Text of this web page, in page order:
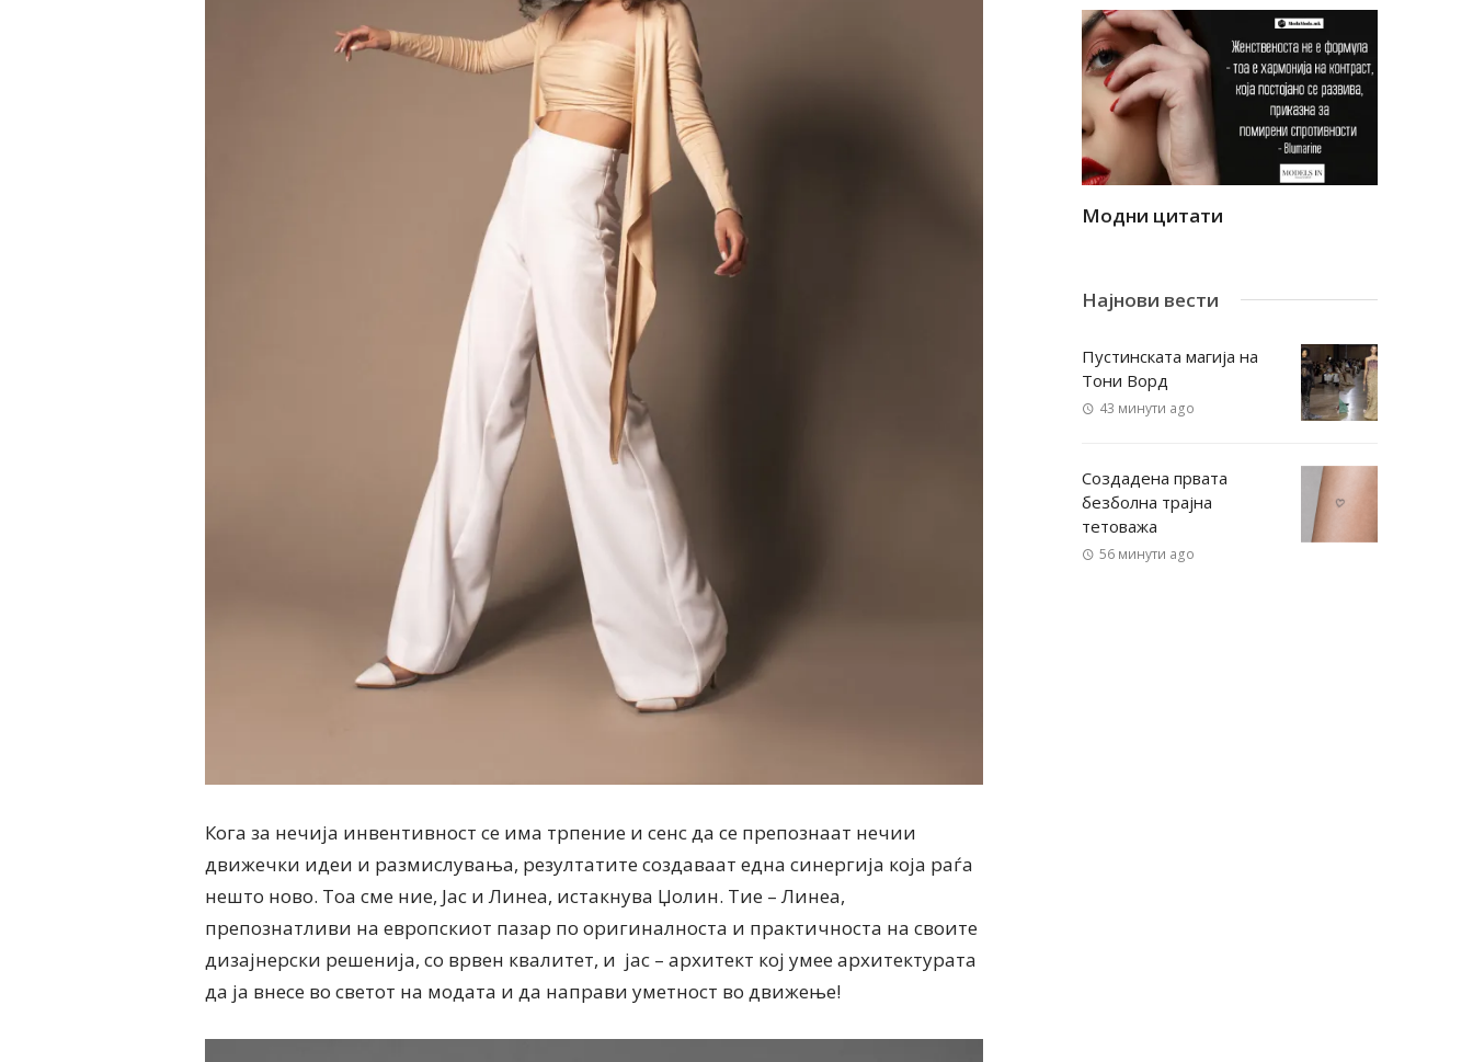
Кога за нечија инвентивност се има трпение и сенс да се препознаат нечии
движечки идеи и размислувања, резултатите создаваат една синергија која раѓа
нешто ново. Тоа сме ние, Јас и Линеа, истакнува Џолин. Тие – Линеа,
препознатливи на европскиот пазар по оригиналноста и практичноста на своите
дизајнерски решенија, со врвен квалитет, и јас – архитект кој умее архитектурата
да ја внесе во светот на модата и да направи уметност во движење!
Модни цитати Модни цитати
Најнови вести
Пустинската магија на
Тони Ворд
43 минути ago
Создадена првата
безболна трајна
тетоважа
56 минути ago